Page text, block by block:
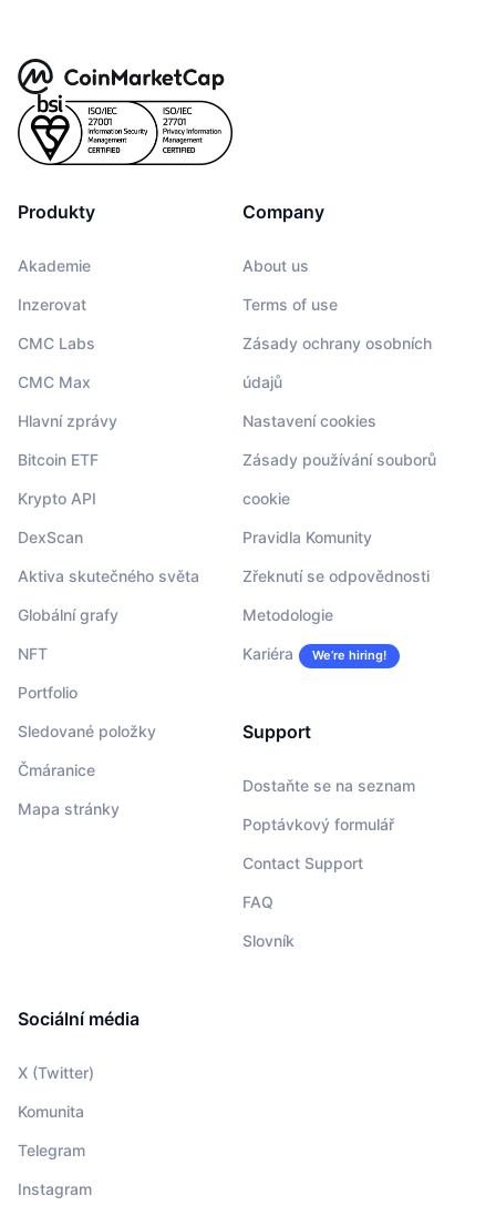
Produkty
Akademie
Inzerovat
CMC Labs
CMC Max
Hlavní zprávy
Bitcoin ETF
Krypto API
DexScan
Aktiva skutečného světa
Globální grafy
NFT
Portfolio
Sledované položky
Čmáranice
Mapa stránky
Company
About us
Terms of use
Zásady ochrany osobních
údajů
Nastavení cookies
Zásady používání souborů
cookie
Pravidla Komunity
Zřeknutí se odpovědnosti
Metodologie
Kariéra We’re hiring!
Support
Dostaňte se na seznam
Poptávkový formulář
Contact Support
FAQ
Slovník
Sociální média
X (Twitter)
Komunita
Telegram
Instagram